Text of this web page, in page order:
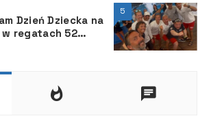
5
Dzień Dziecka na
w regatach 52